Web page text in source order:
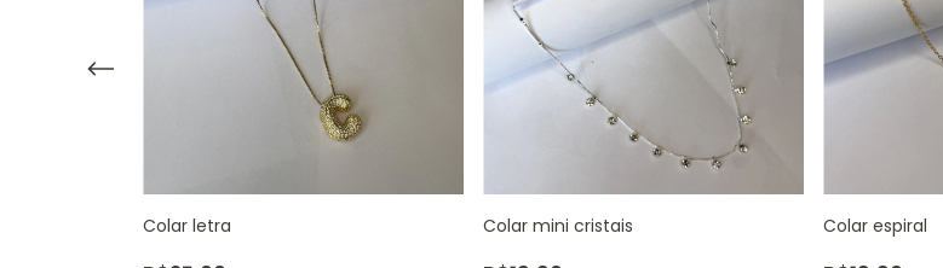
Colar letra Colar mini cristais Colar espiral